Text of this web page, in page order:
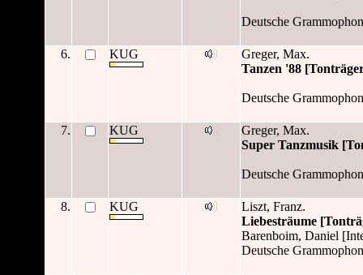
Deutsche
6. KUG
Greger, Max.
Tanzen '88
Deutsche
7. KUG
Greger, Max.
Super Tanzmusik
Deutsche
8. KUG
Liszt, Franz.
Liebesträume
Barenboim, Daniel
Deutsche